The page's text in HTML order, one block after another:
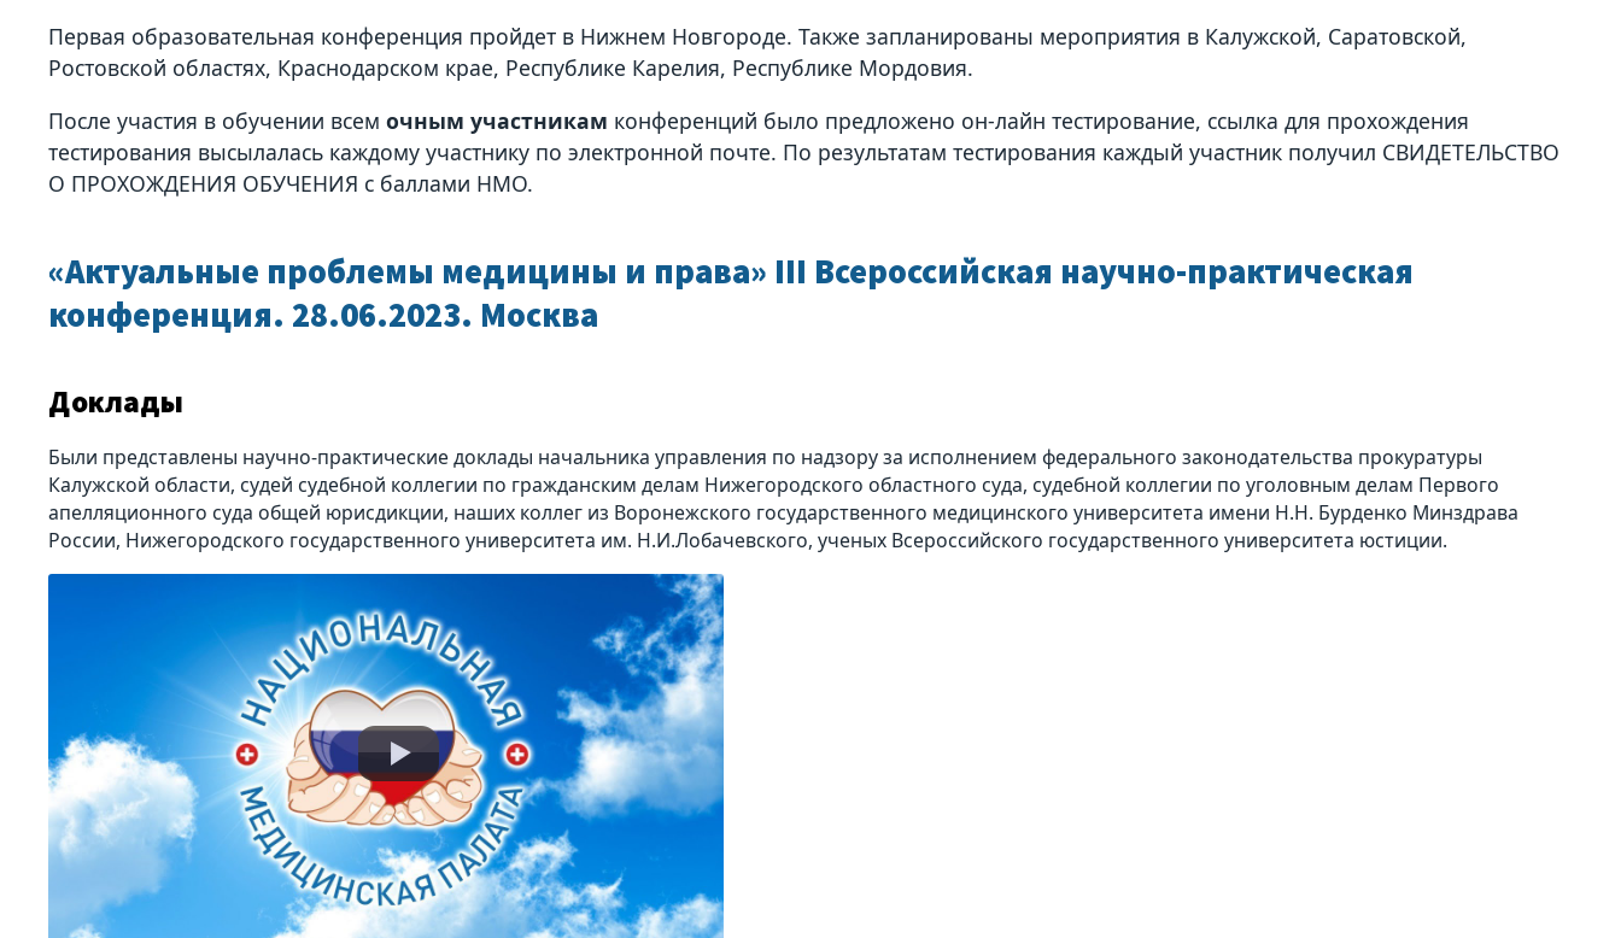
Первая образовательная конференция пройдет в Нижнем Новгороде. Также запланированы мероприятия в Калужской, Саратовской,
Ростовской областях, Краснодарском крае, Республике Карелия, Республике Мордовия.
После участия в обучении всемочным участникам конференций было предложено он-лайн тестирование, ссылка для прохождения
тестирования высылалась каждому участнику по электронной почте. По результатам тестирования каждый участник получил СВИДЕТЕЛЬСТВО
О ПРОХОЖДЕНИЯ ОБУЧЕНИЯ с баллами НМО.
«Актуальные проблемы медицины и права» III Всероссийская научно-практическая
конференция. 28.06.2023. Москва
Доклады
Были представлены научно-практические доклады начальника управления по надзору за исполнением федерального законодательства прокуратуры
Калужской области, судей судебной коллегии по гражданским делам Нижегородского областного суда, судебной коллегии по уголовным делам Первого
апелляционного суда общей юрисдикции, наших коллег из Воронежского государственного медицинского университета имени Н.Н. Бурденко Минздрава
России, Нижегородского государственного университета им. Н.И.Лобачевского, ученых Всероссийского государственного университета юстиции.